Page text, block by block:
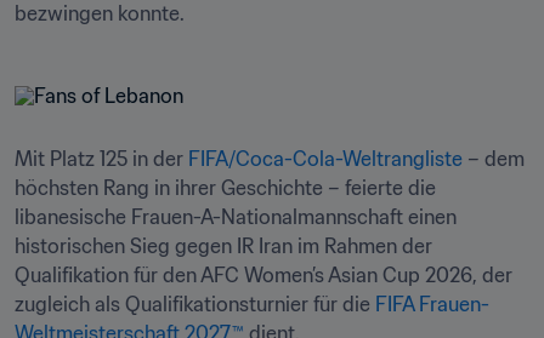
bezwingen konnte.
Mit Platz 125 in der FIFA/Coca-Cola-Weltrangliste – dem
höchsten Rang in ihrer Geschichte – feierte die
libanesische Frauen-A-Nationalmannschaft einen
historischen Sieg gegen IR Iran im Rahmen der
Qualifikation für den AFC Women’s Asian Cup 2026, der
zugleich als Qualifikationsturnier für die FIFA Frauen-
Weltmeisterschaft 2027™ dient.